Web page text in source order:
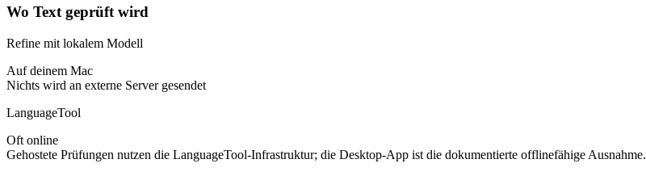
Wo Text geprüft wird
Refine mit lokalem Modell
Auf deinem Mac
Nichts wird an externe Server gesendet
LanguageTool
Oft online
Gehostete Prüfungen nutzen die LanguageTool-Infrastruktur; die Desktop-App ist die dokumentierte offlinefähige Ausnahme.